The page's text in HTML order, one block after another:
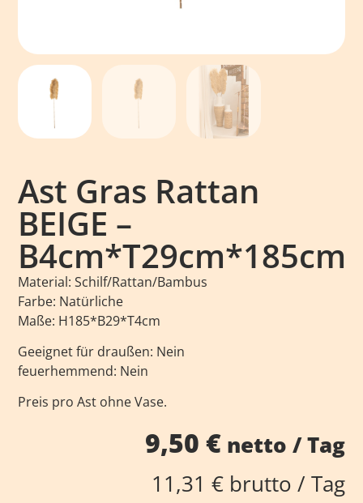
Ast Gras Rattan
BEIGE –
B4cm*T29cm*185cm
Material: Schilf/Rattan/Bambus
Farbe: Natürliche
Maße: H185*B29*T4cm
Geeignet für draußen: Nein
feuerhemmend: Nein
Preis pro Ast ohne Vase.
9,50 €netto / Tag
11,31 €brutto / Tag